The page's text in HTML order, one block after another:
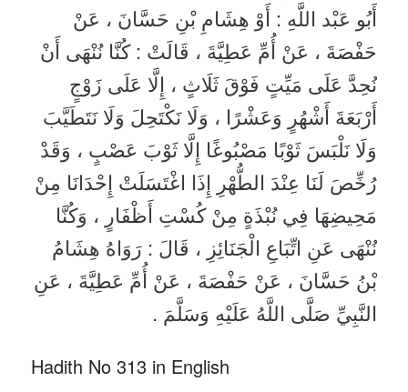
أَبُو عَبْد اللَّهِ : أَوْ هِشَامِ بْنِ حَسَّانَ ، عَنْ
حَفْصَةَ ، عَنْ أُمِّ عَطِيَّةَ ، قَالَتْ : كُنَّا نُنْهَى أَنْ
نُحِدَّ عَلَى مَيِّتٍ فَوْقَ ثَلَاثٍ ، إِلَّا عَلَى زَوْجٍ
أَرْبَعَةَ أَشْهُرٍ وَعَشْرًا ، وَلَا نَكْتَحِلَ وَلَا نَتَطَيَّبَ
وَلَا نَلْبَسَ ثَوْبًا مَصْبُوغًا إِلَّا ثَوْبَ عَصْبٍ ، وَقَدْ
رُخِّصَ لَنَا عِنْدَ الطُّهْرِ إِذَا اغْتَسَلَتْ إِحْدَانَا مِنْ
مَحِيضِهَا فِي نُبْذَةٍ مِنْ كُسْتِ أَظْفَارٍ ، وَكُنَّا
نُنْهَى عَنِ اتِّبَاعِ الْجَنَائِزِ ، قَالَ : رَوَاهُ هِشَامُ
بْنُ حَسَّانَ ، عَنْ حَفْصَةَ ، عَنْ أُمِّ عَطِيَّةَ ، عَنِ
النَّبِيِّ صَلَّى اللَّهُ عَلَيْهِ وَسَلَّمَ .
Hadith No 313 in English